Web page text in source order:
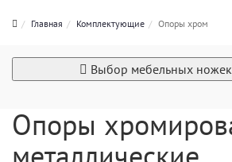
Главная Комплектующие Опоры хром
Выбор мебельных
Опоры